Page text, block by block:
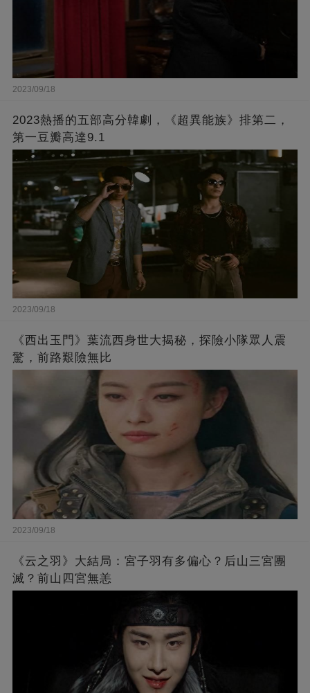
2023/09/18
2023熱播的五部高分韓劇，《超異能族》排第二，
第一豆瓣高達9.1
2023/09/18
《西出玉門》葉流西身世大揭秘，探險小隊眾人震
驚，前路艱險無比
2023/09/18
《云之羽》大結局：宮子羽有多偏心？后山三宮團
滅？前山四宮無恙